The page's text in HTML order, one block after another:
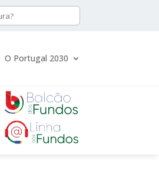
O Portugal 2030